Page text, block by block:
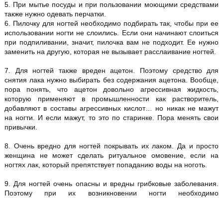
5. При мытье посуды и при пользовании моющими средствами
также нужно одевать перчатки.
6. Пилочку для ногтей необходимо подбирать так, чтобы при ее
использовании ногти не слоились. Если они начинают слоиться
при подпиливании, значит, пилочка вам не подходит. Ее нужно
заменить на другую, которая не вызывает расслаивание ногтей.
7. Для ногтей также вреден ацетон. Поэтому средство для
снятия лака нужно выбирать без содержания ацетона. Вообще,
пора понять, что ацетон довольно агрессивная жидкость,
которую применяют в промышленности как растворитель,
добавляют в составы агрессивных кислот… но никак не мажут
на ногти. И если мажут, то это по старинке. Пора менять свои
привычки.
8. Очень вредно для ногтей покрывать их лаком. Да и просто
женщина не может сделать ритуальное омовение, если на
ногтях лак, который препятствует попаданию воды на ноготь.
9. Для ногтей очень опасны и вредны грибковые заболевания.
Поэтому при их возникновении ногти необходимо